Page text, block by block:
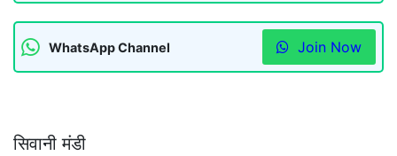
WhatsApp Channel Join Now
सिवानी मंडी